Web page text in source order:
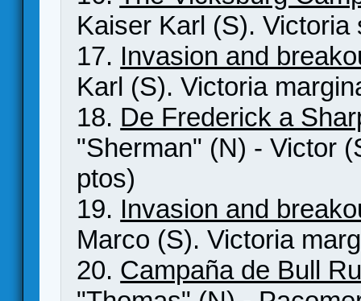
Kaiser Karl (S).
17. Invasion and
Karl (S). Victoria
18. De Frederick a
"Sherman" (N) - Victor
ptos)
19. Invasion and
Marco (S). Victoria
20. Campaña de Bull